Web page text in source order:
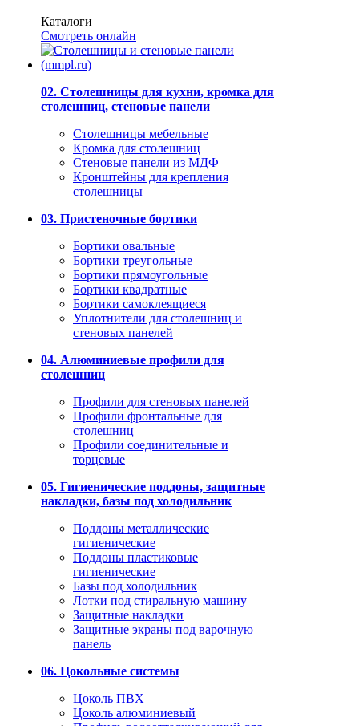
Каталоги
Смотреть онлайн
02. Столешницы для кухни, кромка для
столешниц, стеновые панели
Столешницы мебельные
Кромка для столешниц
Стеновые панели из МДФ
Кронштейны для крепления
столешницы
03. Пристеночные бортики
Бортики овальные
Бортики треугольные
Бортики прямоугольные
Бортики квадратные
Бортики самоклеящиеся
Уплотнители для столешниц и
стеновых панелей
04. Алюминиевые профили для
столешниц
Профили для стеновых панелей
Профили фронтальные для
столешниц
Профили соединительные и
торцевые
05. Гигиенические поддоны, защитные
накладки, базы под холодильник
Поддоны металлические
гигиенические
Поддоны пластиковые
гигиенические
Базы под холодильник
Лотки под стиральную машину
Защитные накладки
Защитные экраны под варочную
панель
06. Цокольные системы
Цоколь ПВХ
Цоколь алюминиевый